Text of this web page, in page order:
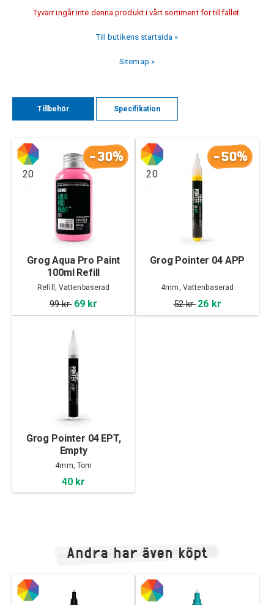
Tyvärr ingår inte denna produkt i vårt sortiment för tillfället.
Till butikens startsida »
Sitemap »
Tillbehör Specifikation
-30%
20
Grog Aqua Pro Paint
100ml Refill
Refill, Vattenbaserad
99 kr 69 kr
-50%
20
Grog Pointer 04 APP
4mm, Vattenbaserad
52 kr 26 kr
Grog Pointer 04 EPT,
Empty
4mm, Tom
40 kr
Andra har även köpt